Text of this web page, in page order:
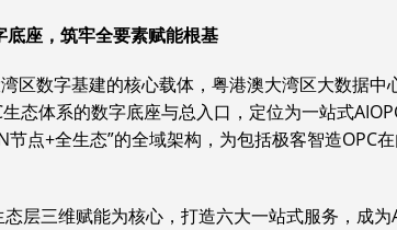
座，筑牢全要素赋能根基
区数字基建的核心载体，粤港澳大湾区大数据中
态体系的数字底座与总入口，定位为一站式
点+全生态”的全域架构，为包括极客智造OPC
层三维赋能为核心，打造六大一站式服务，成为